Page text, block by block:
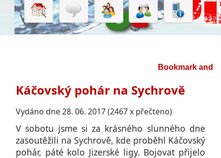
Káčovský pohár na Sychrově
Vydáno dne 28. 06. 2017 (2467 x přečteno)
V sobotu jsme si za krásného slunného dne
zasoutěžili na Sychrově, kde proběhl Káčovský
pohár, páté kolo Jizerské ligy. Bojovat přijelo